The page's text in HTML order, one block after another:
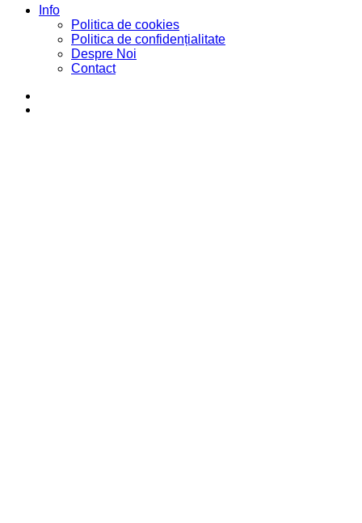
Info
Politica de cookies
Politica de confidențialitate
Despre Noi
Contact